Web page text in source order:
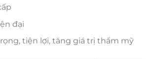
đại
tiện lợi, tăng giá trị thẩm mỹ